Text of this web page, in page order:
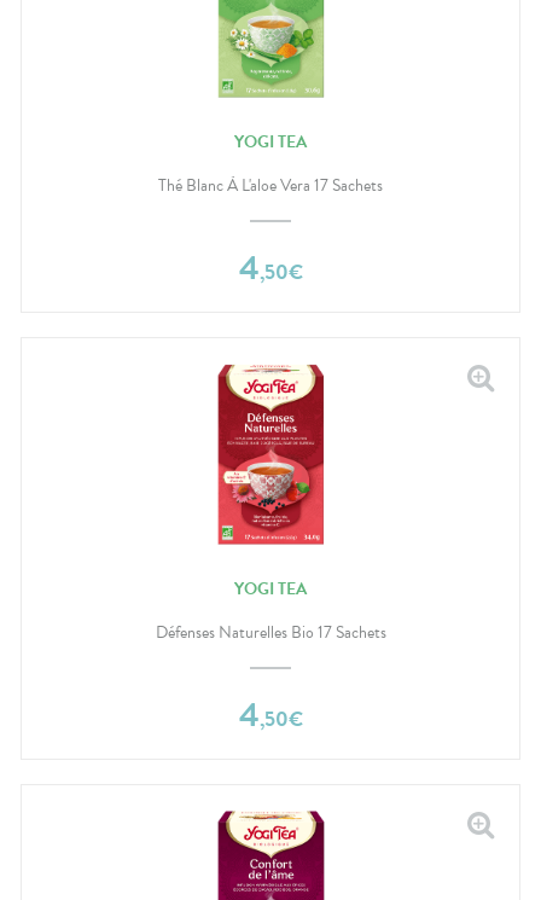
YOGI TEA
Thé Blanc À L'aloe Vera 17 Sachets
4,50€
YOGI TEA
Défenses Naturelles Bio 17 Sachets
4,50€